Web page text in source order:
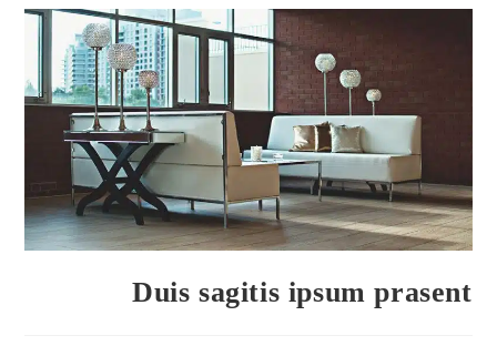
Duis sagitis ipsum prasent